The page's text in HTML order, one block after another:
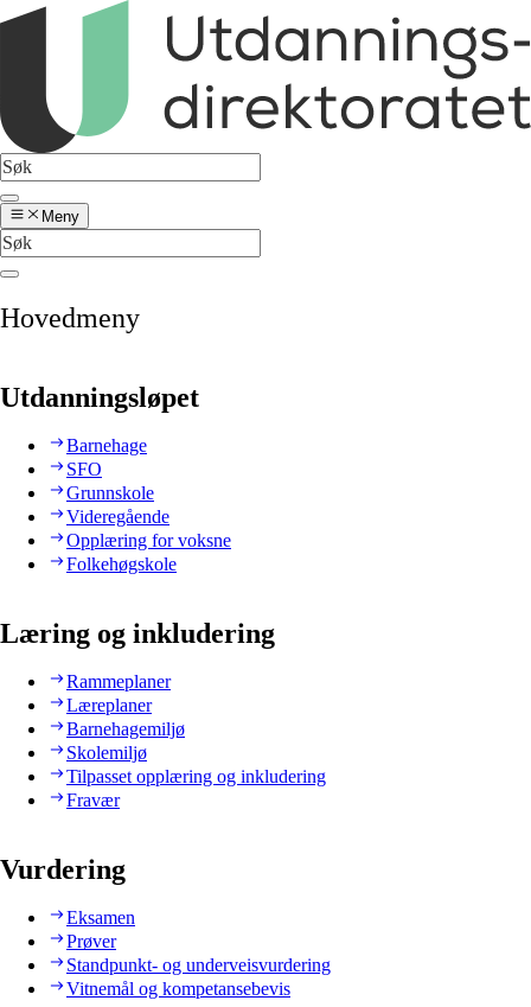
Meny
Hovedmeny
Utdanningsløpet
Barnehage
SFO
Grunnskole
Videregående
Opplæring for voksne
Folkehøgskole
Læring og inkludering
Rammeplaner
Læreplaner
Barnehagemiljø
Skolemiljø
Tilpasset opplæring og inkludering
Fravær
Vurdering
Eksamen
Prøver
Standpunkt- og underveisvurdering
Vitnemål og kompetansebevis